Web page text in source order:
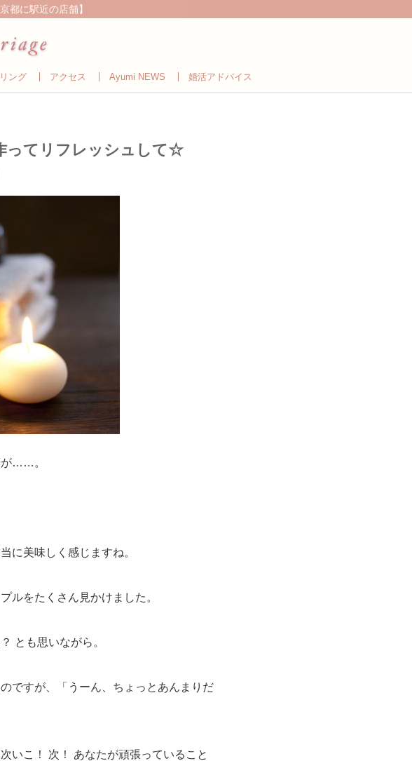
都に駅近の店舗】
ング アクセス Ayumi NEWS 婚活アドバイス
ってリフレッシュして☆
が……。
に美味しく感じますね。
ルをたくさん見かけました。
とも思いながら。
ですが、「うーん、ちょっとあんまりだ
いこ！ 次！ あなたが頑張っていること